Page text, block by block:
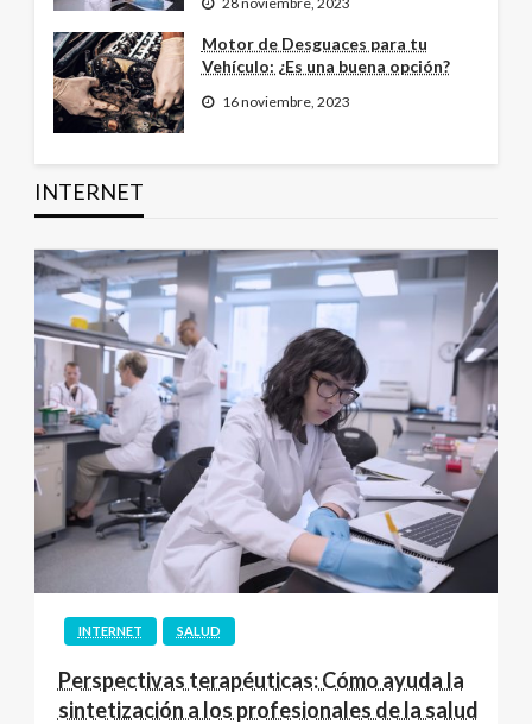
Motor de Desguaces para tu
Vehículo: ¿Es una buena opción?
16 noviembre, 2023
INTERNET
INTERNET SALUD
Perspectivas terapéuticas: Cómo ayuda la
sintetización a los profesionales de la salud